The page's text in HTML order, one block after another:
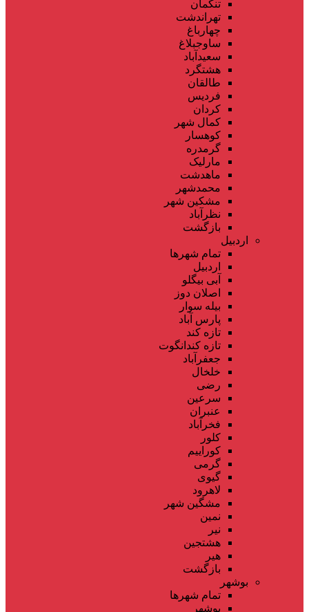
تنکمان
تهراندشت
چهارباغ
ساوجبلاغ
سعیدآباد
هشتگرد
طالقان
فردیس
کردان
کمال شهر
کوهسار
گرمدره
مارلیک
ماهدشت
محمدشهر
مشکین شهر
نظرآباد
بازگشت
اردبیل
تمام شهر‌ها
اردبیل
آبی بیگلو
اصلان دوز
بیله سوار
پارس آباد
تازه کند
تازه کندانگوت
جعفرآباد
خلخال
رضی
سرعین
عنبران
فخرآباد
کلور
کوراییم
گرمی
گیوی
لاهرود
مشگین شهر
نمین
نیر
هشتجین
هیر
بازگشت
بوشهر
تمام شهر‌ها
بوشهر